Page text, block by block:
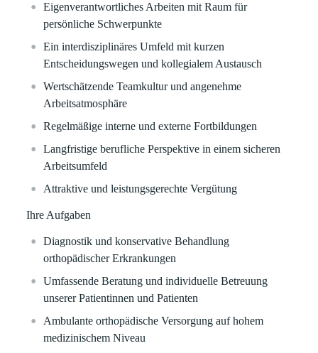
Eigenverantwortliches Arbeiten mit Raum für
persönliche Schwerpunkte
Ein interdisziplinäres Umfeld mit kurzen
Entscheidungswegen und kollegialem Austausch
Wertschätzende Teamkultur und angenehme
Arbeitsatmosphäre
Regelmäßige interne und externe Fortbildungen
Langfristige berufliche Perspektive in einem sicheren
Arbeitsumfeld
Attraktive und leistungsgerechte Vergütung
Ihre Aufgaben
Diagnostik und konservative Behandlung
orthopädischer Erkrankungen
Umfassende Beratung und individuelle Betreuung
unserer Patientinnen und Patienten
Ambulante orthopädische Versorgung auf hohem
medizinischem Niveau